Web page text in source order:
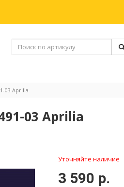
03 Aprilia
03 Aprilia
Уточняйте наличие
3 590 р.